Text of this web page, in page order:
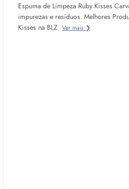
Espuma de Limpeza Ruby Kisses
impurezas e resíduos. Melhores
Kisses na BLZ Ver mais ❯